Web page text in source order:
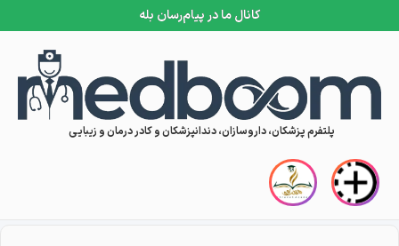
کانال ما در پیام‌رسان بله
Skip to content
پلتفرم پزشکان، داروسازان، دندانپزشکان و کادر درمان و زیبایی